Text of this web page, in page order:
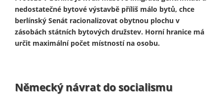
nedostatečné bytové výstavbě příliš málo bytů, chce
berlínský Senát racionalizovat obytnou plochu v
zásobách státních bytových družstev. Horní hranice má
určit maximální počet místností na osobu.
Německý návrat do socialismu